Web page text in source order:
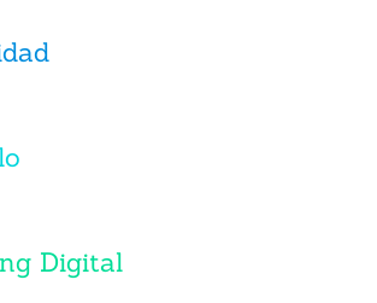
Digital